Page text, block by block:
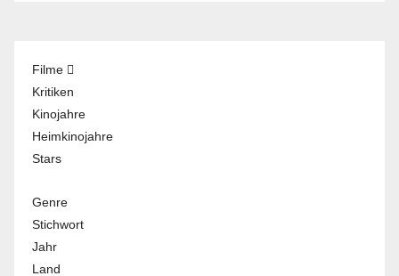
Filme
Kritiken
Kinojahre
Heimkinojahre
Stars
Genre
Stichwort
Jahr
Land